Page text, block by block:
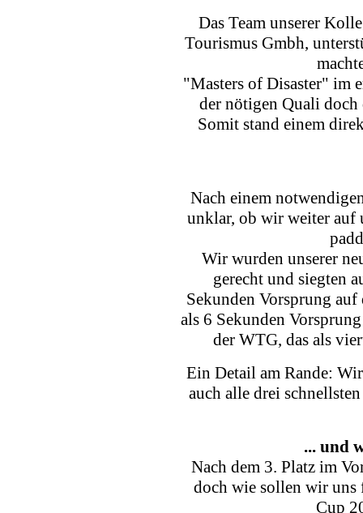
Das Team unserer
Tourismus Gmbh,
"Masters of Disaster" im
der nötigen Quali doch
Somit stand einem
Nach einem
unklar, ob wir weiter auf
Wir wurden unserer
gerecht und siegten
Sekunden Vorsprung
als 6 Sekunden
der WTG, das als
Ein Detail am Rande:
auch alle drei
... und
Nach dem 3. Platz im
doch wie sollen wir uns
Cup